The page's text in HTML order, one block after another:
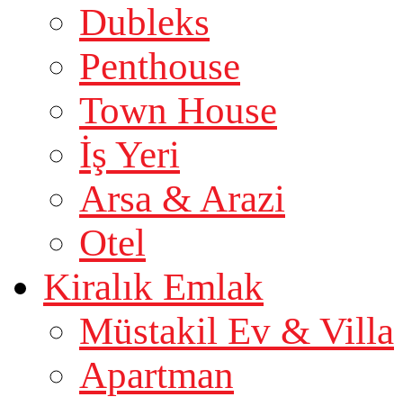
Dubleks
Penthouse
Town House
İş Yeri
Arsa & Arazi
Otel
Kiralık Emlak
Müstakil Ev & Villa
Apartman